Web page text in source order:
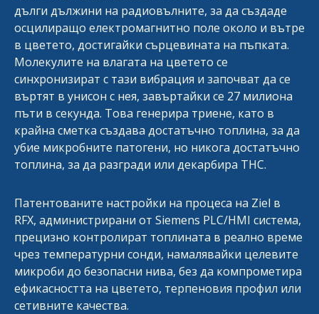
дълги дължини на радиовълните, за да създаде
осцилиращо електромагнитно поле около и вътре
в цветето, достигайки сърцевината на пъпката.
Молекулите на влагата на цветето се
синхронизират с тази вибрация и започват да се
въртят в унисон с нея, завъртайки се 27 милиона
пъти в секунда. Това генерира триене, като в
крайна сметка създава достатъчно топлина, за да
убие микробните патогени, но никога достатъчно
топлина, за да разгради или декарбира THC.
Патентованите настройки на процеса на Ziel в
RFX, администрирани от Siemens PLC/HMI система,
прецизно контролират топлината в реално време
чрез температурни сонди, намалявайки целевите
микроби до безопасни нива, без да компрометира
ефикасността на цветето, терпеновия профил или
сетивните качества.